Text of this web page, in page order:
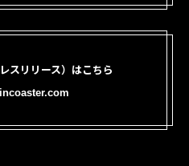
スリリース）はこちら